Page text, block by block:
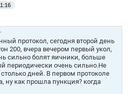
протокол, сегодня второй день
200, вчера вечером первый укол,
сильно болят яичники, больше
периодически очень сильно.Не
дней. В первом протоколе
ну как прошла пункция? когда